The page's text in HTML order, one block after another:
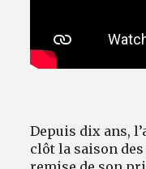
Depuis dix ans,
clôt la saison